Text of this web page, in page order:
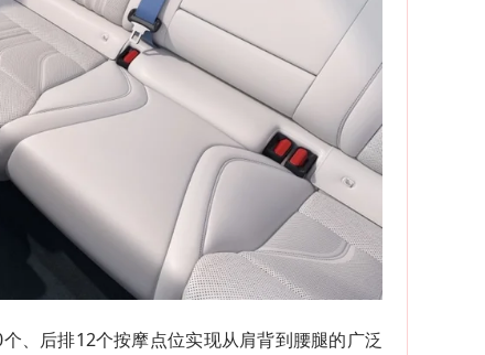
、后排12个按摩点位实现从肩背到腰腿的广泛